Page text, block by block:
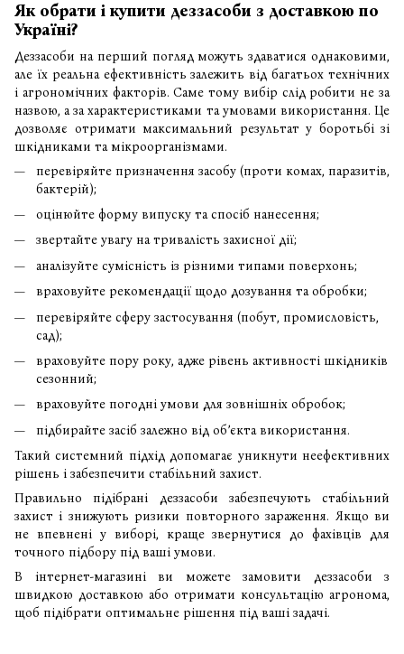
Як обрати і купити деззасоби з доставкою по
Україні?
Деззасоби на перший погляд можуть здаватися однаковими,
але їх реальна ефективність залежить від багатьох технічних
і агрономічних факторів. Саме тому вибір слід робити не за
назвою, а за характеристиками та умовами використання. Це
дозволяє отримати максимальний результат у боротьбі зі
шкідниками та мікроорганізмами.
перевіряйте призначення засобу (проти комах, паразитів,
бактерій);
оцінюйте форму випуску та спосіб нанесення;
звертайте увагу на тривалість захисної дії;
аналізуйте сумісність із різними типами поверхонь;
враховуйте рекомендації щодо дозування та обробки;
перевіряйте сферу застосування (побут, промисловість,
сад);
враховуйте пору року, адже рівень активності шкідників
сезонний;
враховуйте погодні умови для зовнішніх обробок;
підбирайте засіб залежно від об’єкта використання.
Такий системний підхід допомагає уникнути неефективних
рішень і забезпечити стабільний захист.
Правильно підібрані деззасоби забезпечують стабільний
захист і знижують ризики повторного зараження. Якщо ви
не впевнені у виборі, краще звернутися до фахівців для
точного підбору під ваші умови.
В інтернет-магазині ви можете замовити деззасоби з
швидкою доставкою або отримати консультацію агронома,
щоб підібрати оптимальне рішення під ваші задачі.